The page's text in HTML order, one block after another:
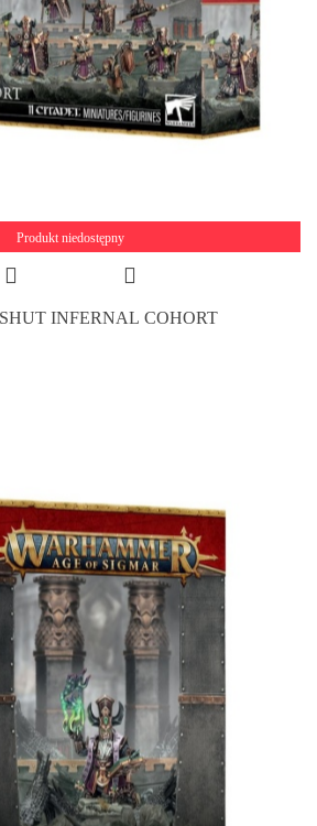
Produkt niedostępny
INFERNAL COHORT